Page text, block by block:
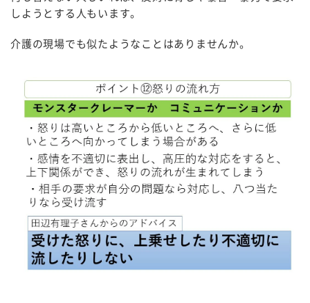
しようとする人もいます。
介護の現場でも似たようなことはありませんか。